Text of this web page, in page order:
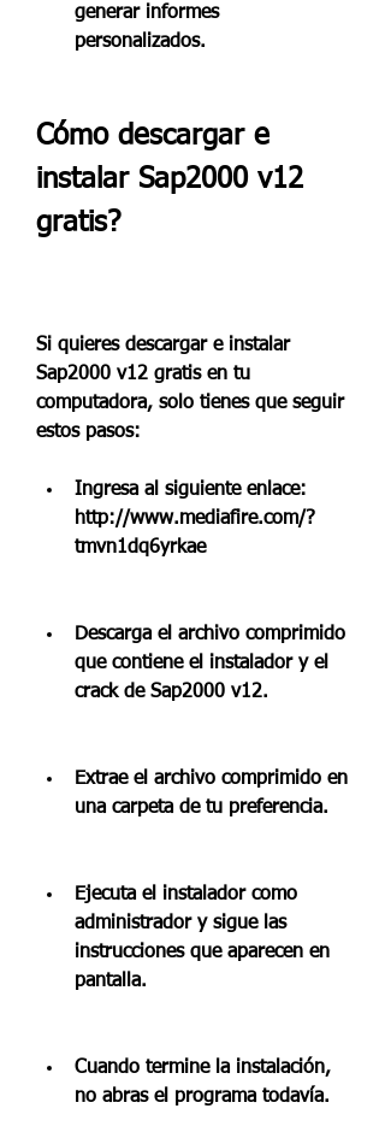
generar informes
personalizados.
Cómo descargar e
instalar Sap2000 v12
gratis?
Si quieres descargar e instalar
Sap2000 v12 gratis en tu
computadora, solo tienes que seguir
estos pasos:
Ingresa al siguiente enlace:
http://www.mediafire.com/?
tmvn1dq6yrkae
Descarga el archivo comprimido
que contiene el instalador y el
crack de Sap2000 v12.
Extrae el archivo comprimido en
una carpeta de tu preferencia.
Ejecuta el instalador como
administrador y sigue las
instrucciones que aparecen en
pantalla.
Cuando termine la instalación,
no abras el programa todavía.